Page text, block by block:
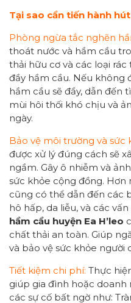
Tại sao cần tiến hành
Phòng ngừa tắc nghẽn
thoát nước và hầm cầu
thải hữu cơ và các loại
đầy hầm cầu. Nếu không
hầm cầu sẽ đầy, dẫn đến
mùi hôi thối khó chịu và
ngày.
Bảo vệ môi trường và sức
được xử lý đúng cách sẽ
ngầm. Gây ô nhiễm và
sức khỏe cộng đồng. Hơn
cũng có thể dẫn đến các
hô hấp, da liễu, và các
hầm cầu huyện Ea H’leo
chất thải an toàn. Giúp
và bảo vệ sức khỏe người
Tiết kiệm chi phí: Thực
giúp gia đình hoặc
các sự cố bất ngờ như: